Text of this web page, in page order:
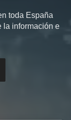
toda España
la información e